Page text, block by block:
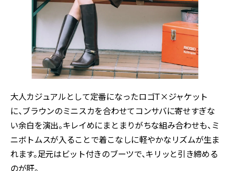
大人カジュアルとして定番になったロゴT×ジャケット
に、ブラウンのミニスカを合わせてコンサバに寄せすぎな
い余白を演出。キレイめにまとまりがちな組み合わせも、ミ
ニボトムスが入ることで着こなしに軽やかなリズムが生ま
れます。足元はビット付きのブーツで、キリッと引き締める
のが肝。